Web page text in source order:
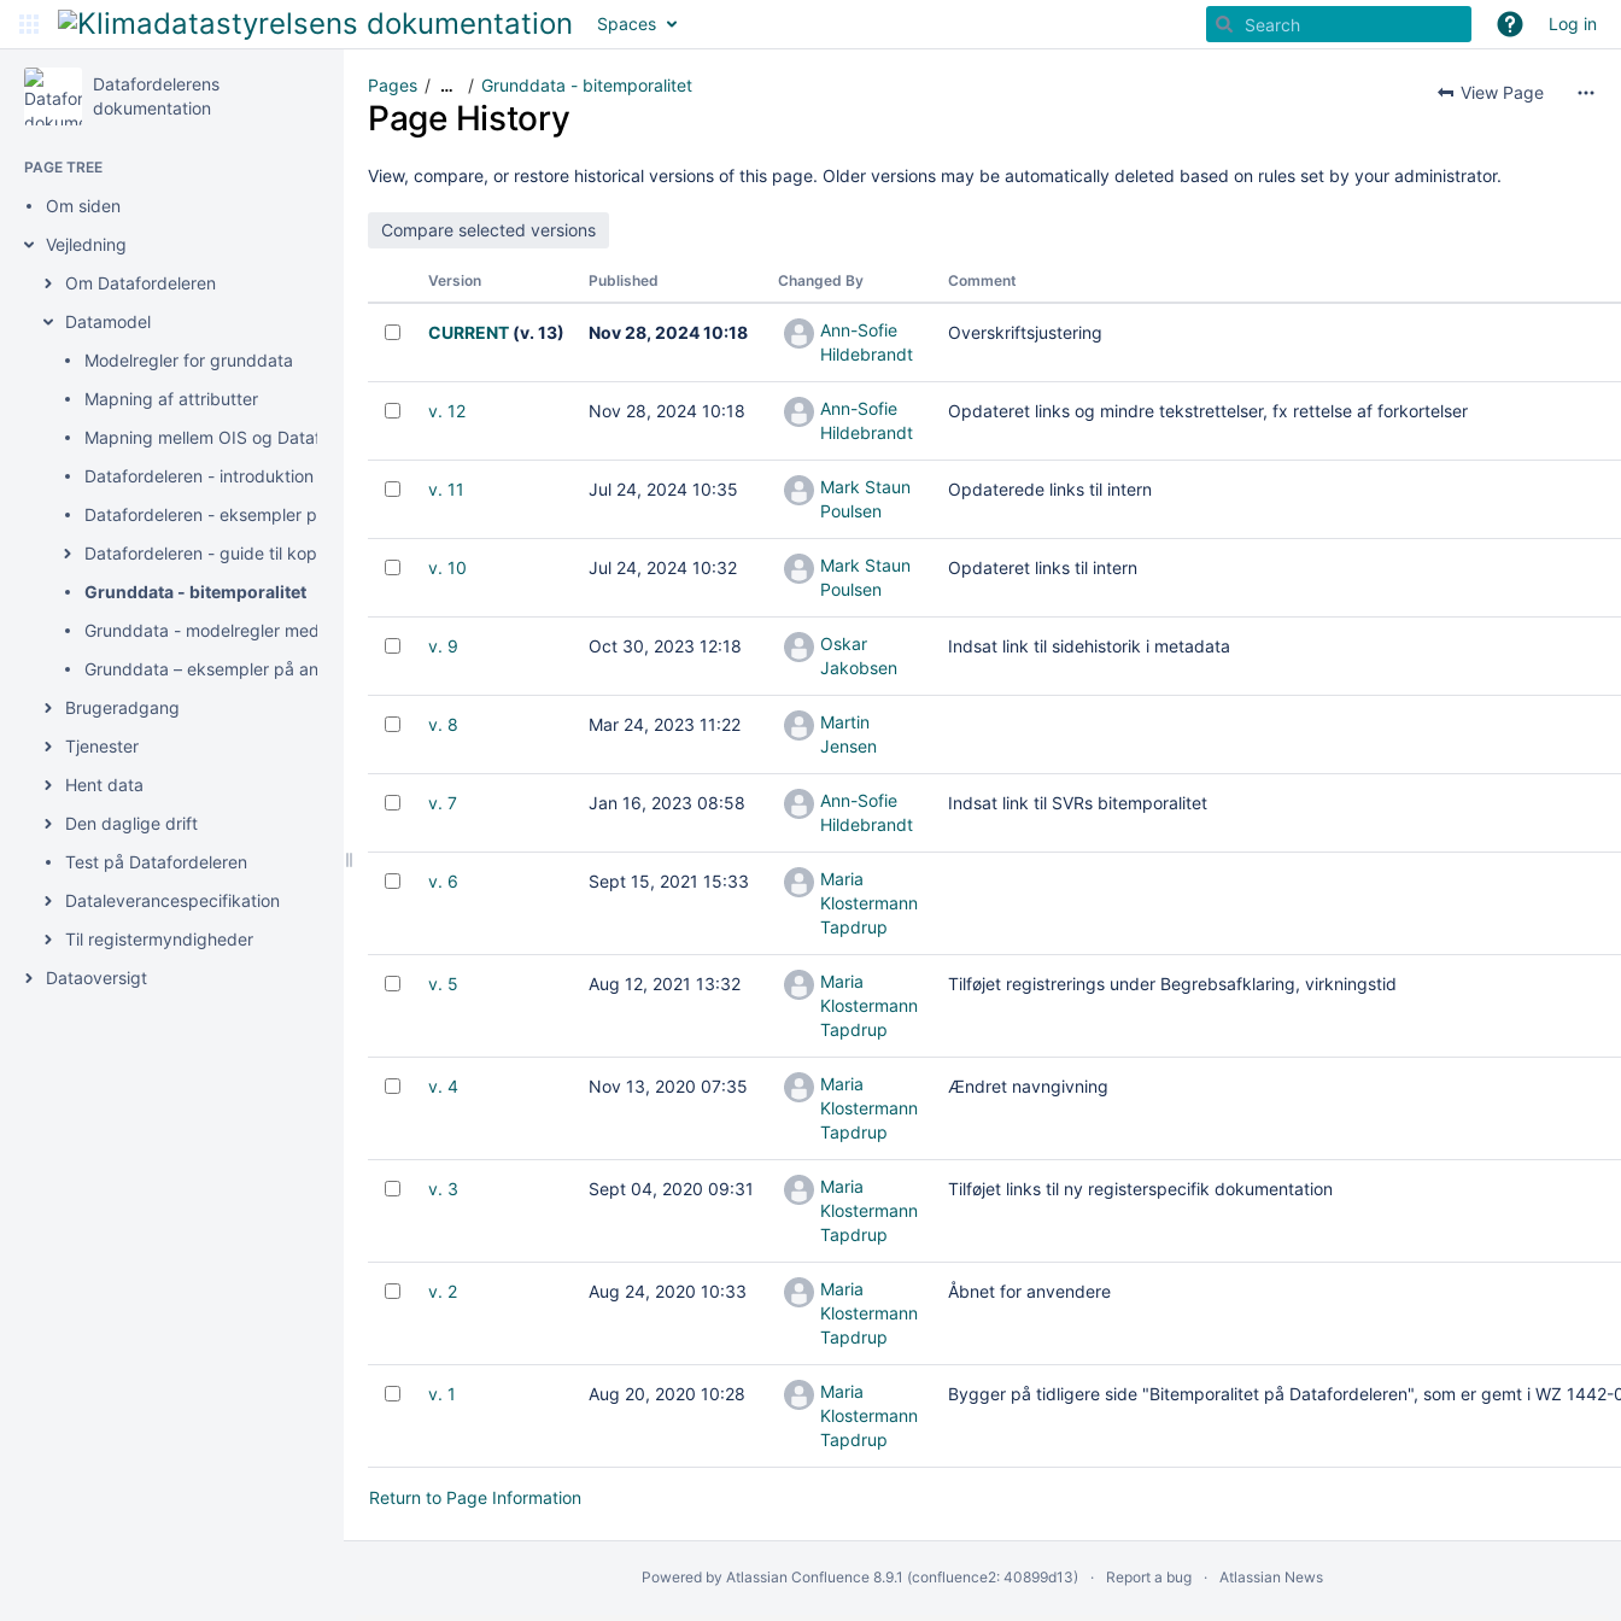
Spaces Log in
Datafordelerens
dokumentation
PAGE TREE
Om siden
Vejledning
Om Datafordeleren
Datamodel
Modelregler for grunddata
Mapning af attributter
Mapning mellem OIS og Datafordeleren
Datafordeleren - introduktion til bitemporalitet
Datafordeleren - eksempler på anvendelse af bitemporalitet
Datafordeleren - guide til kopiregistre
Grunddata - bitemporalitet
Grunddata - modelregler med bitemporalitet
Grunddata – eksempler på anvendelse af bitemporalitet
Brugeradgang
Tjenester
Hent data
Den daglige drift
Test på Datafordeleren
Dataleverancespecifikation
Til registermyndigheder
Dataoversigt
View Page
Pages … Grunddata - bitemporalitet
Page History
View, compare, or restore historical versions of this page. Older versions may be automatically deleted based on rules set by your administrator.
Version Published Changed By Comment
CURRENT (v. 13) Nov 28, 2024 10:18
Ann-Sofie
Hildebrandt
Overskriftsjustering
v. 12 Nov 28, 2024 10:18
Ann-Sofie
Hildebrandt
Opdateret links og mindre tekstrettelser, fx rettelse af forkortelser
v. 11 Jul 24, 2024 10:35
Mark Staun
Poulsen
Opdaterede links til intern
v. 10 Jul 24, 2024 10:32
Mark Staun
Poulsen
Opdateret links til intern
v. 9 Oct 30, 2023 12:18
Oskar
Jakobsen
Indsat link til sidehistorik i metadata
v. 8 Mar 24, 2023 11:22
Martin
Jensen
v. 7 Jan 16, 2023 08:58
Ann-Sofie
Hildebrandt
Indsat link til SVRs bitemporalitet
v. 6 Sept 15, 2021 15:33
Maria
Klostermann
Tapdrup
v. 5 Aug 12, 2021 13:32
Maria
Klostermann
Tapdrup
Tilføjet registrerings under Begrebsafklaring, virkningstid
v. 4 Nov 13, 2020 07:35
Maria
Klostermann
Tapdrup
Ændret navngivning
v. 3 Sept 04, 2020 09:31
Maria
Klostermann
Tapdrup
Tilføjet links til ny registerspecifik dokumentation
v. 2 Aug 24, 2020 10:33
Maria
Klostermann
Tapdrup
Åbnet for anvendere
v. 1 Aug 20, 2020 10:28
Maria
Klostermann
Tapdrup
Bygger på tidligere side "Bitemporalitet på Datafordeleren", som er gemt i WZ 1442-
Return to Page Information
Powered by Atlassian Confluence 8.9.1 (confluence2: 40899d13) Report a bug Atlassian News